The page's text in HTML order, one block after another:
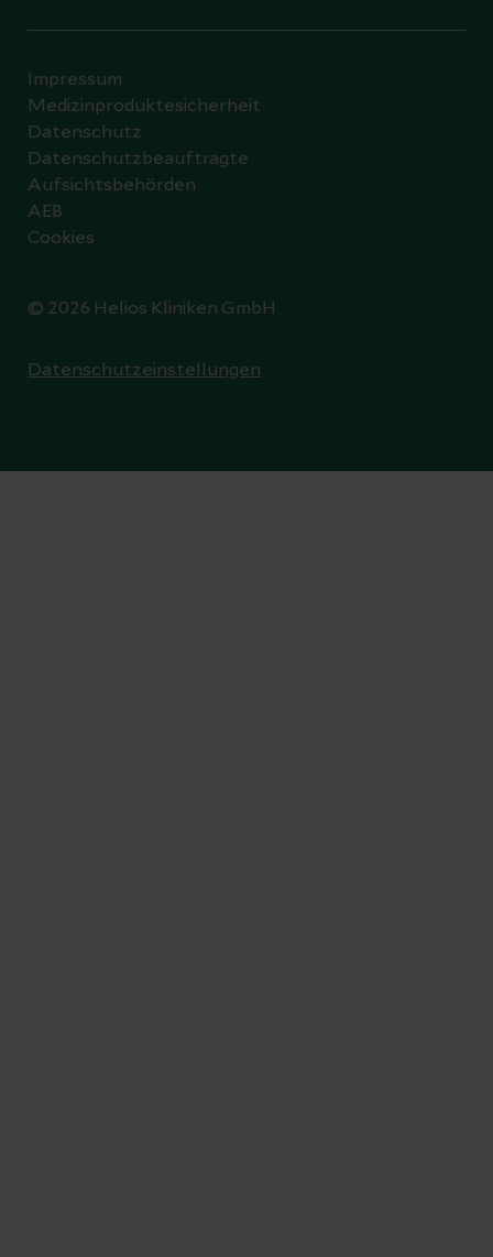
© 2026 Helios Kliniken GmbH
Impressum
Medizinproduktesicherheit
Datenschutz
Datenschutzbeauftragte
Aufsichtsbehörden
AEB
Cookies
Datenschutzeinstellungen